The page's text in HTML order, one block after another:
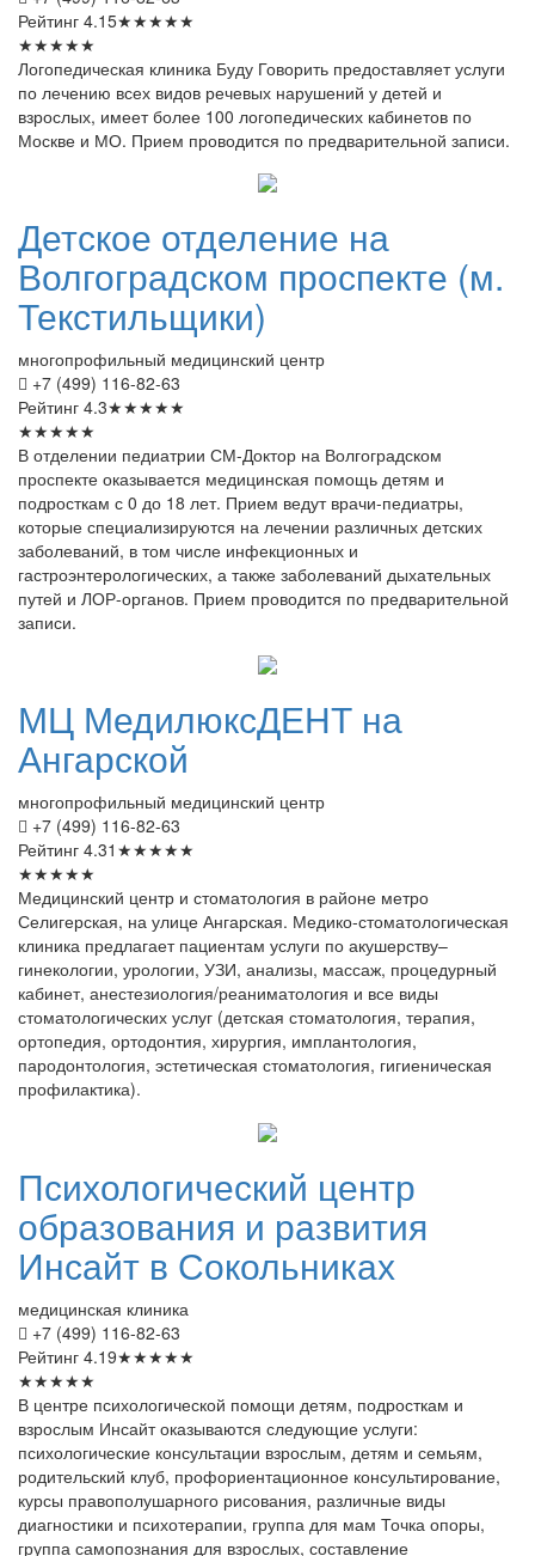
Рейтинг 4.15★★★★★
★★★★★
Логопедическая клиника Буду Говорить предоставляет услуги
по лечению всех видов речевых нарушений у детей и
взрослых, имеет более 100 логопедических кабинетов по
Москве и МО. Прием проводится по предварительной записи.
Детское отделение на
Волгоградском проспекте (м.
Текстильщики)
многопрофильный медицинский центр
+7 (499) 116-82-63
Рейтинг 4.3★★★★★
★★★★★
В отделении педиатрии СМ-Доктор на Волгоградском
проспекте оказывается медицинская помощь детям и
подросткам с 0 до 18 лет. Прием ведут врачи-педиатры,
которые специализируются на лечении различных детских
заболеваний, в том числе инфекционных и
гастроэнтерологических, а также заболеваний дыхательных
путей и ЛОР-органов. Прием проводится по предварительной
записи.
МЦ МедилюксДЕНТ на
Ангарской
многопрофильный медицинский центр
+7 (499) 116-82-63
Рейтинг 4.31 ★★★★★
★★★★★
Медицинский центр и стоматология в районе метро
Селигерская, на улице Ангарская. Медико-стоматологическая
клиника предлагает пациентам услуги по акушерству–
гинекологии, урологии, УЗИ, анализы, массаж, процедурный
кабинет, анестезиология/реаниматология и все виды
стоматологических услуг (детская стоматология, терапия,
ортопедия, ортодонтия, хирургия, имплантология,
пародонтология, эстетическая стоматология, гигиеническая
профилактика).
Психологический центр
образования и развития
Инсайт в Сокольниках
медицинская клиника
+7 (499) 116-82-63
Рейтинг 4.19★★★★★
★★★★★
В центре психологической помощи детям, подросткам и
взрослым Инсайт оказываются следующие услуги:
психологические консультации взрослым, детям и семьям,
родительский клуб, профориентационное консультирование,
курсы правополушарного рисования, различные виды
диагностики и психотерапии, группа для мам Точка опоры,
группа самопознания для взрослых, составление